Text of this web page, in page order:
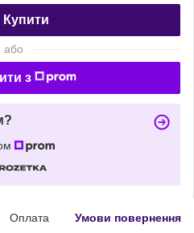
Купити
або
з
Оплата Умови повернення